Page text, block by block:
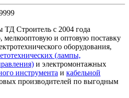
Строитель с 2004 года
мелкооптовую и оптовую поставку
оборудования,
(лампы,
и электромонтажных
инструмента и кабельной
производителей по выгодным